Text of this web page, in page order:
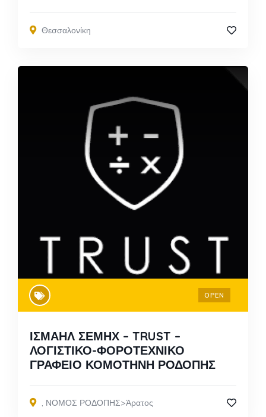
Θεσσαλονίκη
OPEN
ΙΣΜΑΗΛ ΣΕΜΗΧ – TRUST –
ΛΟΓΙΣΤΙΚΟ-ΦΟΡΟΤΕΧΝΙΚΟ
ΓΡΑΦΕΙΟ ΚΟΜΟΤΗΝΗ ΡΟΔΟΠΗΣ
, ΝΟΜΟΣ ΡΟΔΟΠΗΣ>Άρατος